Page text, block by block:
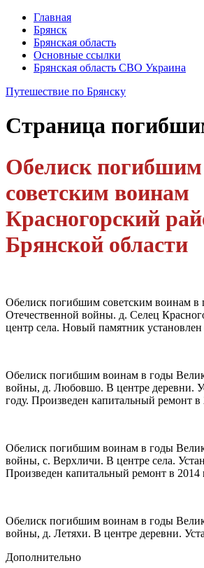
Главная
Брянск
Брянская область
Основные ссылки
Брянская область СВО Украина
Путешествие по Брянску
Страница
Обелиск погибшим
советским воинам
Красногорский
Брянской области
Обелиск погибшим советским воинам в
Отечественной войны. д. Селец
центр села. Новый памятник установлен
Обелиск погибшим воинам в годы
войны, д. Любовшо. В центре деревни.
году. Произведен капитальный ремонт в
Обелиск погибшим воинам в годы
войны, с. Верхличи. В центре села.
Произведен капитальный ремонт в 2014
Обелиск погибшим воинам в годы
войны, д. Летяхи. В центре деревни.
Дополнительно